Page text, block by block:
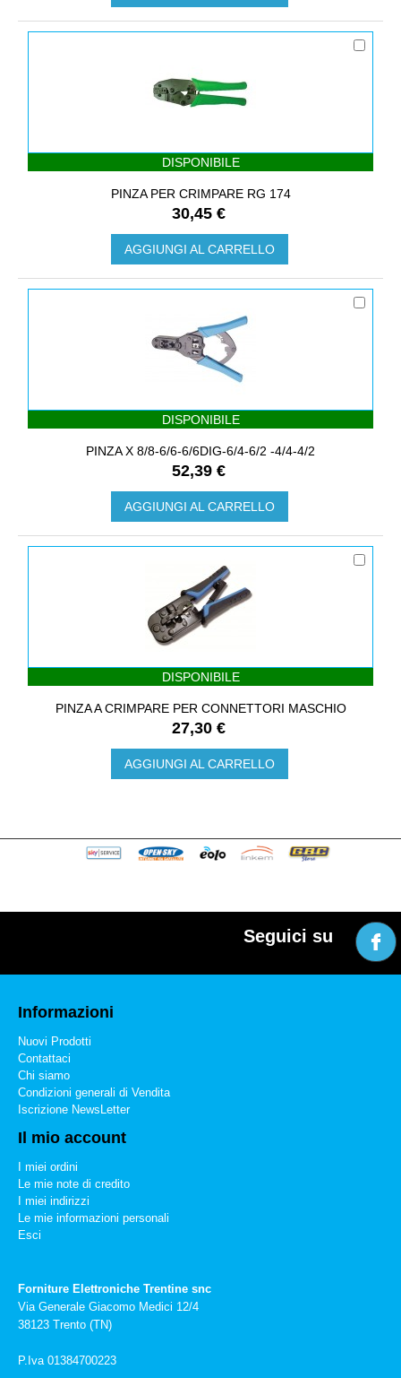
DISPONIBILE
PINZA PER CRIMPARE RG 174
30,45 €
AGGIUNGI AL CARRELLO
DISPONIBILE
PINZA X 8/8-6/6-6/6DIG-6/4-6/2 -4/4-4/2
52,39 €
AGGIUNGI AL CARRELLO
DISPONIBILE
PINZA A CRIMPARE PER CONNETTORI MASCHIO
27,30 €
AGGIUNGI AL CARRELLO
Seguici su
Informazioni
Nuovi Prodotti
Contattaci
Chi siamo
Condizioni generali di Vendita
Iscrizione NewsLetter
Il mio account
I miei ordini
Le mie note di credito
I miei indirizzi
Le mie informazioni personali
Esci
Forniture Elettroniche Trentine snc
Via Generale Giacomo Medici 12/4
38123 Trento (TN)
P.Iva 01384700223